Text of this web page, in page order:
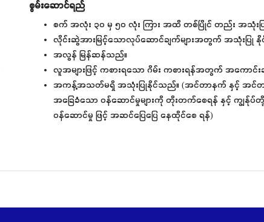
စွမ်းဆောင်ရည်
စက် အလုံး ၃၀ မှ ၅၀ လုံး ကြား အထိ တစ်ပြိုင် တည်း အသုံး
လိုင်းဆွဲအားမြင့်သောလုပ်ဆောင်ချက်များအတွက် အသုံးပြု
အလွန် မြန်ဆန်သည်။
လူအများဖြင့် ကစားရသော ဂိမ်း ကစားရန်အတွက် အကောင်း
အကန့်အသတ်မရှိ အသုံးပြုနိုင်သည်။ (အင်တာနက် နှင့် အင်
အခြေခံသော ဝန်ဆောင်မှုများကို တိုးတက်စေရန် နှင့် ကျွန်ု
ဝန်ဆောင်မှု ဖြင့် အဆင်ပြေပြေ နေထိုင်စေ ရန်)